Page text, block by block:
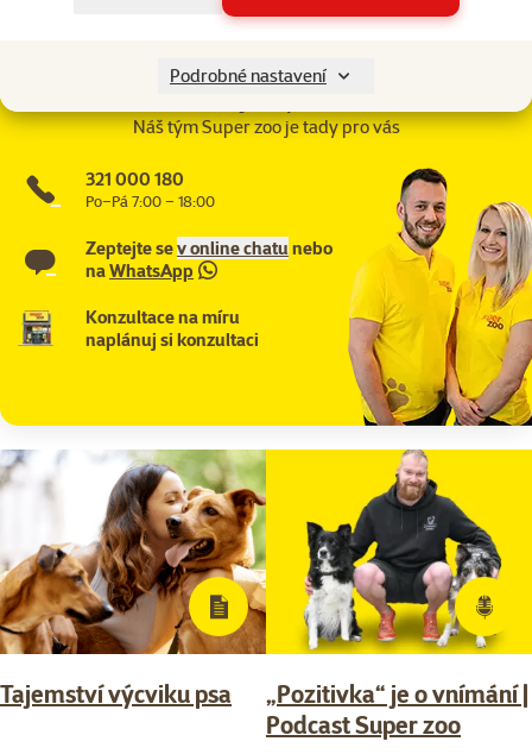
Podrobné nastavení
Náš tým Super zoo je tady pro vás
321 000 180
Po–Pá 7:00 – 18:00
Zeptejte sev online chatunebo
naWhatsApp
Konzultace na míru
naplánuj si konzultaci
Tajemství výcviku psa
„Pozitivka“ je o vnímání |
Podcast Super zoo